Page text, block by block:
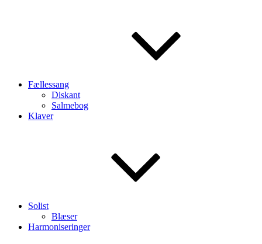
Fællessang
Diskant
Salmebog
Klaver
Solist
Blæser
Harmoniseringer